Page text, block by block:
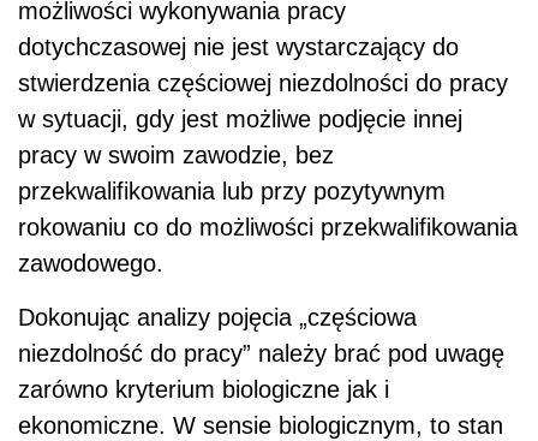
możliwości wykonywania pracy
dotychczasowej nie jest wystarczający do
stwierdzenia częściowej niezdolności do pracy
w sytuacji, gdy jest możliwe podjęcie innej
pracy w swoim zawodzie, bez
przekwalifikowania lub przy pozytywnym
rokowaniu co do możliwości przekwalifikowania
zawodowego.
Dokonując analizy pojęcia „częściowa
niezdolność do pracy” należy brać pod uwagę
zarówno kryterium biologiczne jak i
ekonomiczne. W sensie biologicznym, to stan